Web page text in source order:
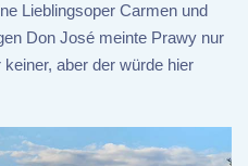
Lieblingsoper Carmen und
Don José meinte Prawy nur
aber der würde hier